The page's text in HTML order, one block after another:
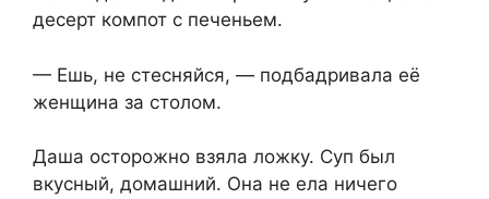
десерт компот с печеньем.
— Ешь, не стесняйся, — подбадривала её
женщина за столом.
Даша осторожно взяла ложку. Суп был
вкусный, домашний. Она не ела ничего